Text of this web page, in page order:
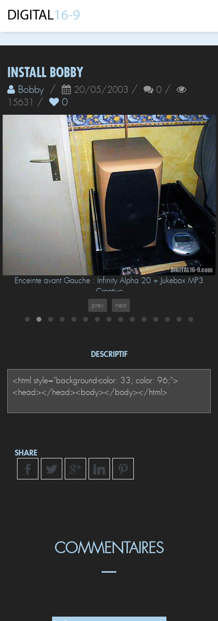
INSTALL BOBBY
Bobby / 20/05/2003 / 0 /
15631 / 0
Enceinte avant Gauche : Infinity Alpha 20 + Jukebox MP3
Creative
prev next
DESCRIPTIF
SHARE
COMMENTAIRES